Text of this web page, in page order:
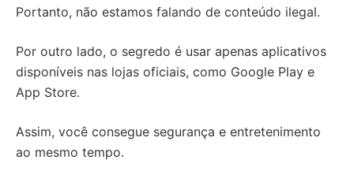
Portanto, não estamos falando de conteúdo ilegal.
Por outro lado, o segredo é usar apenas aplicativos
disponíveis nas lojas oficiais, como Google Play e
App Store.
Assim, você consegue segurança e entretenimento
ao mesmo tempo.